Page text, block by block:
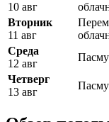
10 авг
Вторник
11 авг
Среда
12 авг
Четверг
13 авг